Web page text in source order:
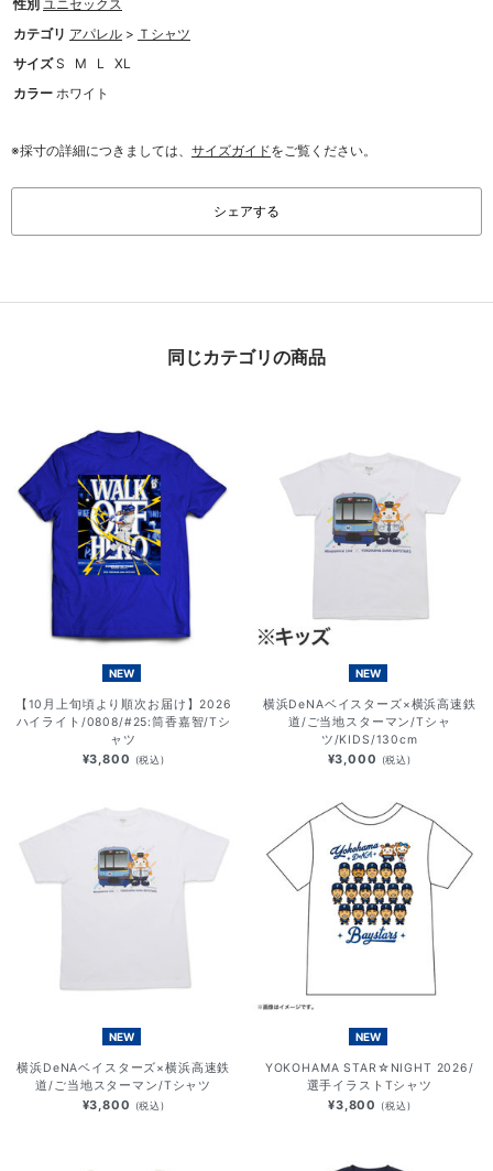
性別 ユニセックス
カテゴリ アパレル > Ｔシャツ
サイズ S M L XL
カラー ホワイト
※採寸の詳細につきましては、 サイズガイドをご覧ください。
シェアする
同じカテゴリの商品
NEW
【10月上旬頃より順次お届け】2026
ハイライト/0808/#25:筒香嘉智/Tシ
ャツ
¥3,800 (税込)
NEW
横浜DeNAベイスターズ×横浜高速鉄
道/ご当地スターマン/Tシャ
ツ/KIDS/130cm
¥3,000 (税込)
NEW
横浜DeNAベイスターズ×横浜高速鉄
道/ご当地スターマン/Tシャツ
¥3,800 (税込)
NEW
YOKOHAMA STAR☆NIGHT 2026/
選手イラストTシャツ
¥3,800 (税込)